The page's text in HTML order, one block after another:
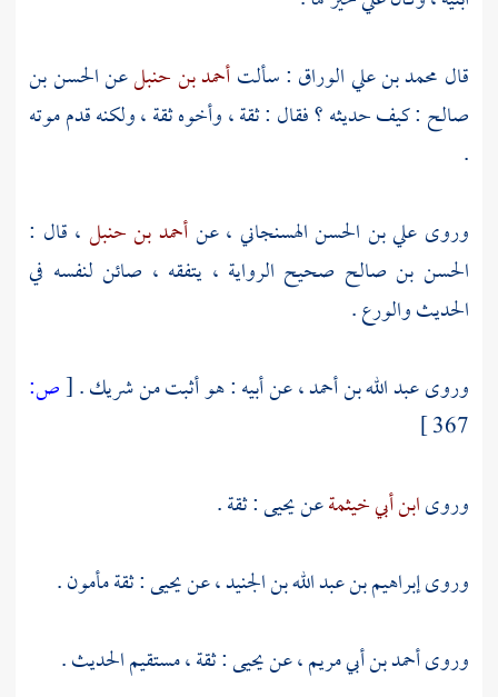
قال محمد بن علي الوراق : سألتأحمد بن حنبلعنالحسن بن
صالح : كيف حديثه ؟ فقال : ثقة ، وأخوه ثقة ، ولكنه قدم موته
.
وروى علي بن الحسن الهسنجاني ، عنأحمد بن حنبل ، قال :
الحسن بن صالح صحيح الرواية ، يتفقه ، صائن لنفسه في
الحديث والورع .
وروىعبد الله بن أحمد، عن أبيه : هو أثبت منشريك.
[ص:
367 ]
وروىابن أبي خيثمةعنيحيى: ثقة .
وروىإبراهيم بن عبد الله بن الجنيد، عنيحيى: ثقة مأمون .
وروىأحمد بن أبي مريم، عنيحيى: ثقة ، مستقيم الحديث .